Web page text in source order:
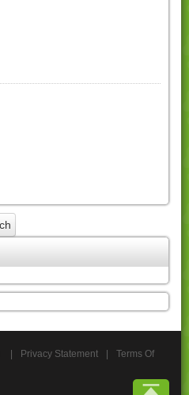
Privacy Statement
Terms Of